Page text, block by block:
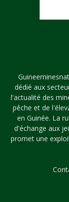
dédié aux
l'actualité des
pêche et de
en Guinée. La
d'échange aux
promet une